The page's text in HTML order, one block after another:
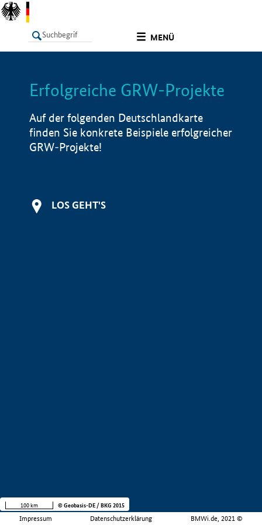
MENÜ
LISTE Info
Erfolgreiche GRW-Projekte
Auf der folgenden Deutschlandkarte
finden Sie konkrete Beispiele erfolgreicher
GRW-Projekte!
LOS GEHT'S
Impressum Datenschutzerklärung BMWi.de, 2021 ©
100 km © Geobasis-DE / BKG 2015